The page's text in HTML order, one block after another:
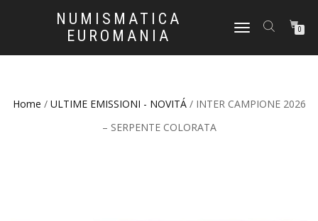
NUMISMATICA
EUROMANIA
NAVIGAZIONE
0
Home / ULTIME EMISSIONI - NOVITÁ/ INTER CAMPIONE 2026
– SERPENTE COLORATA